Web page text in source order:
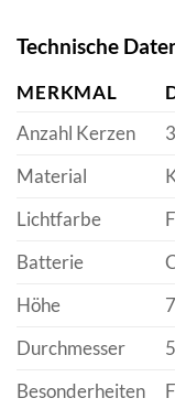
Technische
MERKMAL
Anzahl Kerzen
3
Material
Lichtfarbe
Batterie
Höhe
Durchmesser
Besonderheiten